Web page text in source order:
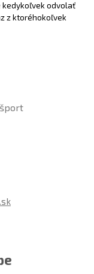
kedykoľvek odvolať
z ktoréhokoľvek